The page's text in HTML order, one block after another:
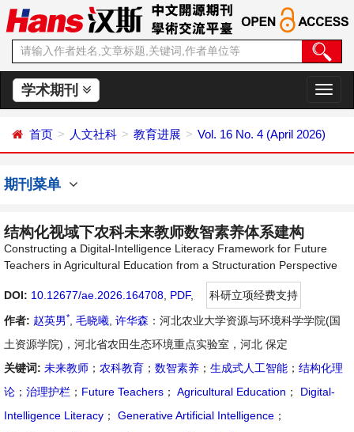
学术期刊
切
换
航
首页 人文社科 教育进展 Vol. 16 No. 4 (April 2026)
期刊菜单
结构化视域下农科未来教师数智素养体系建构
Constructing a Digital-Intelligence Literacy Framework for Future
Teachers in Agricultural Education from a Structuration Perspective
DOI: 10.12677/ae.2026.164708 PDF,
科研立项经费支持
作者: 赵英男* 毛晓曦 许华森 ：河北农业大学资源与环境科学学院(国
土资源学院)，河北省农田生态环境重点实验室，河北 保定
关键词: 未来教师 ； 农科教育 ； 数智素养 ； 生成式人工智能 ； 结构化理
论 ； 治理护栏 ； Future Teachers ； Agricultural Education ；
Digital-
Intelligence Literacy ； Generative Artificial Intelligence ；